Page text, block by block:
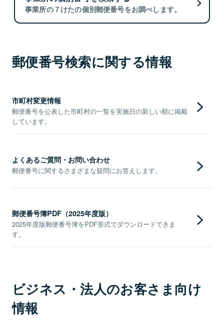
事業所の７けたの個別郵便番号をお調べします。
郵便番号検索に関する情報
市町村変更情報
郵便番号を公表した市町村の一覧を実施日の新しい順に掲載
しています。
よくあるご質問・お問い合わせ
郵便番号に関するさまざまな疑問にお答えします。
郵便番号簿PDF（2025年度版）
2025年度版郵便番号簿をPDF形式でダウンロードできま
す。
ビジネス・法人のお客さま向け
情報